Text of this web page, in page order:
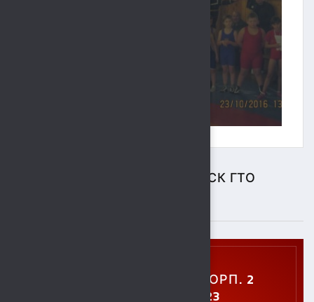
ЦЕНТР ТЕСТИРОВАНИЯ ВФСК ГТО
УЛ. УШИНСКОГО, 5, КОРП. 2
+7 (4742) 48-27-23